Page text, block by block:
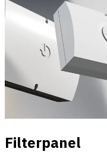
Filterpanel